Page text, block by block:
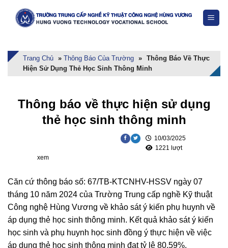
Trang Chủ » Thông Báo Của Trường » Thông Báo Về Thực
Hiện Sử Dụng Thẻ Học Sinh Thông Minh
Thông báo về thực hiện sử dụng
thẻ học sinh thông minh
10/03/2025
1221 lượt
xem
Căn cứ thông báo số: 67/TB-KTCNHV-HSSV ngày 07
tháng 10 năm 2024 của Trường Trung cấp nghề Kỹ thuật
Công nghệ Hùng Vương về khảo sát ý kiến phụ huynh về
áp dụng thẻ học sinh thông minh. Kết quả khảo sát ý kiến
học sinh và phụ huynh học sinh đồng ý thực hiện về việc
áp dụng thẻ học sinh thông minh đạt tỷ lệ 80,59%.